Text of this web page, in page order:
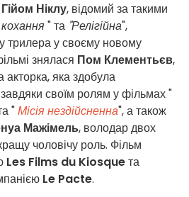
Гійом Ніклу, відомий за такими
" та "Релігійна",
трилера у своєму новому
знялася Пом Клементьєв,
яка здобула
своїм ролям у фільмах "
"Місія нездійсненна", а також
Мажімель, володар двох
чоловічу роль. Фільм
Les Films du Kiosqueта
Le Pacte.